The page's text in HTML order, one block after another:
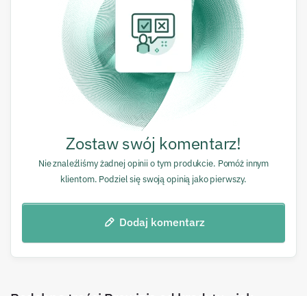
Zostaw swój komentarz!
Nie znaleźliśmy żadnej opinii o tym produkcie. Pomóż innym
klientom. Podziel się swoją opinią jako pierwszy.
Dodaj komentarz